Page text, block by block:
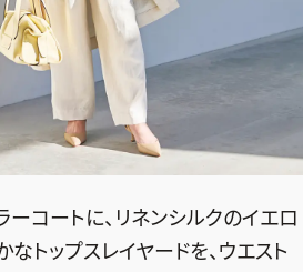
2026年9月号
コートに、リネンシルクのイエロ
なトップスレイヤードを、ウエスト